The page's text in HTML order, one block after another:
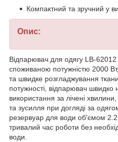
Компактний та зручний у
Опис:
Відпарювач для одягу LB-62012
споживаною потужністю 2000
та швидке розгладжування
потужності, відпарювач швидко
використання за лічені
та зусилля при догляді за
резервуар для води об'ємом
тривалий час роботи без
води.